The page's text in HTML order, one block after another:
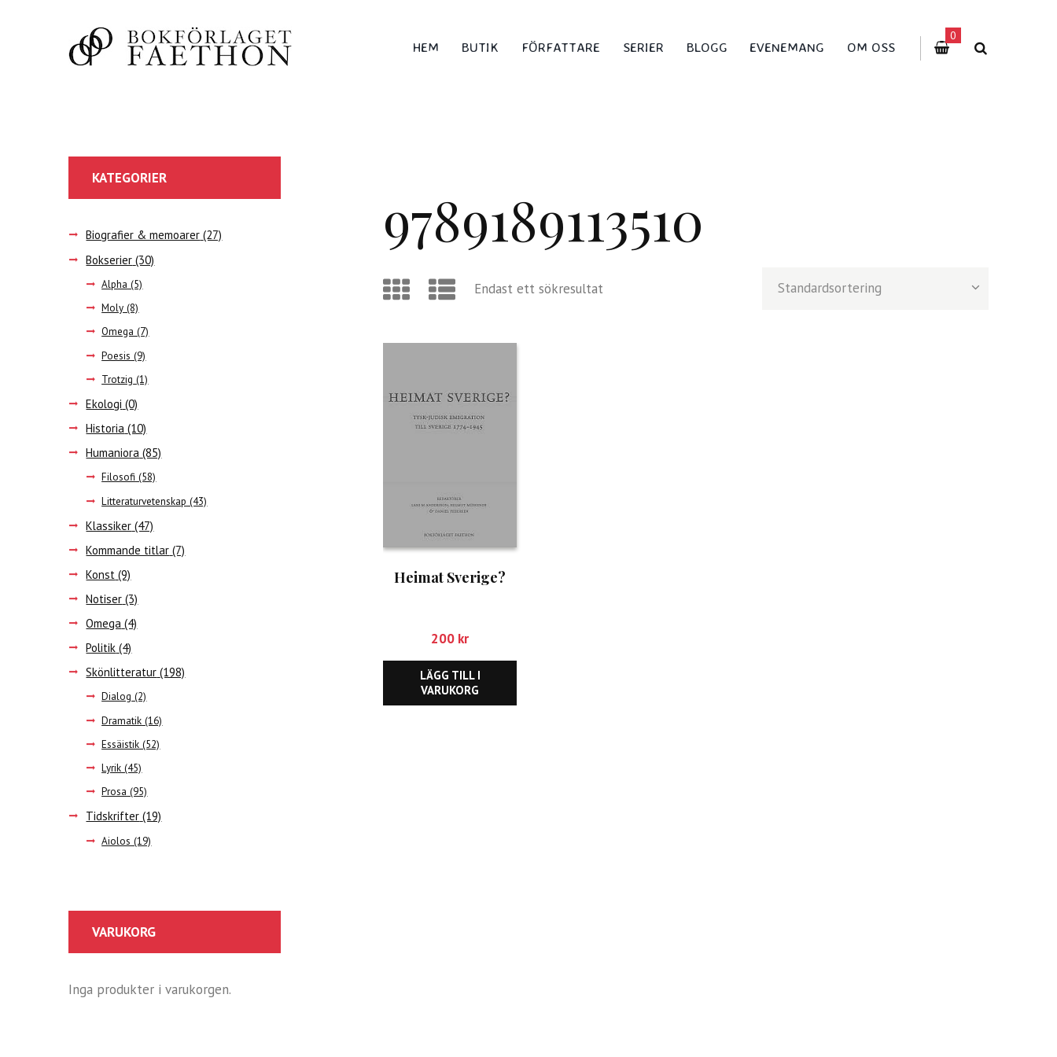
HEM BUTIK FÖRFATTARE SERIER BLOGG EVENEMANG OM OSS
0
9789189113510
Endast ett sökresultat
Heimat Sverige?
200 kr
LÄGG TILL I
VARUKORG
KATEGORIER
Biografier & memoarer (27)
Bokserier (30)
Alpha (5)
Moly (8)
Omega (7)
Poesis (9)
Trotzig (1)
Ekologi (0)
Historia (10)
Humaniora (85)
Filosofi (58)
Litteraturvetenskap (43)
Klassiker (47)
Kommande titlar (7)
Konst (9)
Notiser (3)
Omega (4)
Politik (4)
Skönlitteratur (198)
Dialog (2)
Dramatik (16)
Essäistik (52)
Lyrik (45)
Prosa (95)
Tidskrifter (19)
Aiolos (19)
VARUKORG
Inga produkter i varukorgen.